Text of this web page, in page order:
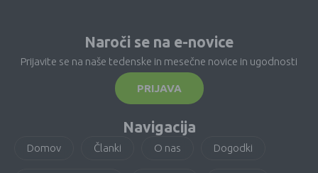
Naroči se na e-novice
Prijavite se na naše tedenske in mesečne novice in ugodnosti
PRIJAVA
Navigacija
Domov Članki O nas Dogodki